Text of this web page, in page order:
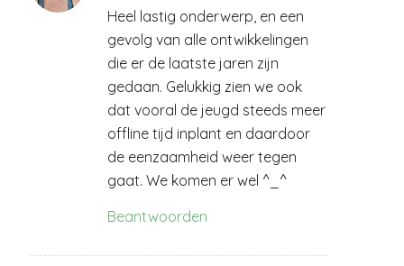
Heel lastig onderwerp, en een
gevolg van alle ontwikkelingen
die er de laatste jaren zijn
gedaan. Gelukkig zien we ook
dat vooral de jeugd steeds meer
offline tijd inplant en daardoor
de eenzaamheid weer tegen
gaat. We komen er wel ^_^
Beantwoorden